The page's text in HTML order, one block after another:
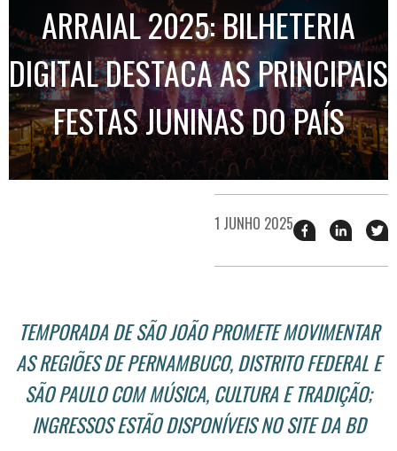
ARRAIAL 2025: BILHETERIA
DIGITAL DESTACA AS PRINCIPAIS
FESTAS JUNINAS DO PAÍS
1 JUNHO 2025 Compartilhar
esse
no
esse
no
TEMPORADA DE SÃO JOÃO PROMETE MOVIMENTAR
AS REGIÕES DE PERNAMBUCO, DISTRITO FEDERAL E
SÃO PAULO COM MÚSICA, CULTURA E TRADIÇÃO;
INGRESSOS ESTÃO DISPONÍVEIS NO SITE DA BD